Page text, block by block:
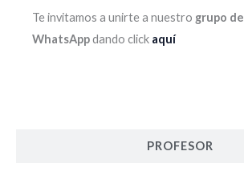
PROFESOR
Te invitamos a unirte a nuestro grupo de
WhatsAppdando click aquí